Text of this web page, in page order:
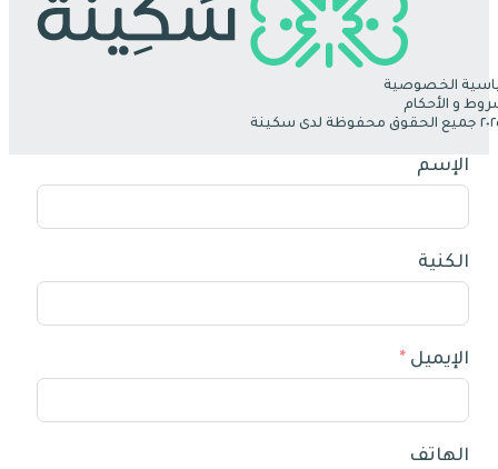
الخصوصية
و الأحكام
الإسم
الكنية
الإيميل
الهاتف